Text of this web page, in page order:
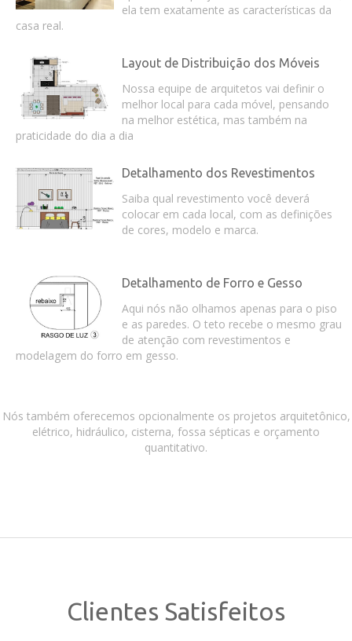
ela tem exatamente as características da
casa real.
Layout de Distribuição dos Móveis
Nossa equipe de arquitetos vai definir o
melhor local para cada móvel, pensando
na melhor estética, mas também na
praticidade do dia a dia
Detalhamento dos Revestimentos
Saiba qual revestimento você deverá
colocar em cada local, com as definições
de cores, modelo e marca.
Detalhamento de Forro e Gesso
Aqui nós não olhamos apenas para o piso
e as paredes. O teto recebe o mesmo grau
de atenção com revestimentos e
modelagem do forro em gesso.
Nós também oferecemos opcionalmente os projetos arquitetônico,
elétrico, hidráulico, cisterna, fossa sépticas e orçamento
quantitativo.
Clientes Satisfeitos